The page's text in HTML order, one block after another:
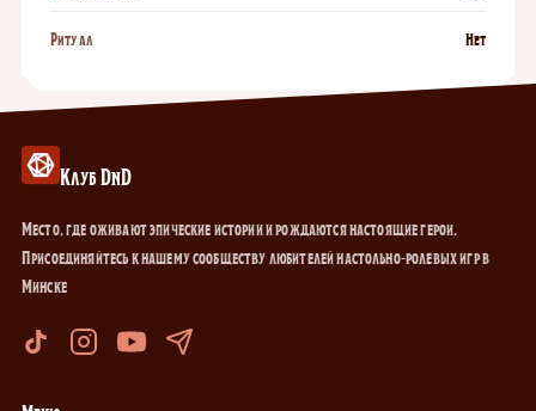
Ритуал Нет
Клуб DnD
Место, где оживают эпические истории и рождаются настоящие герои.
Присоединяйтесь к нашему сообществу любителей настольно-ролевых игр в
Минске